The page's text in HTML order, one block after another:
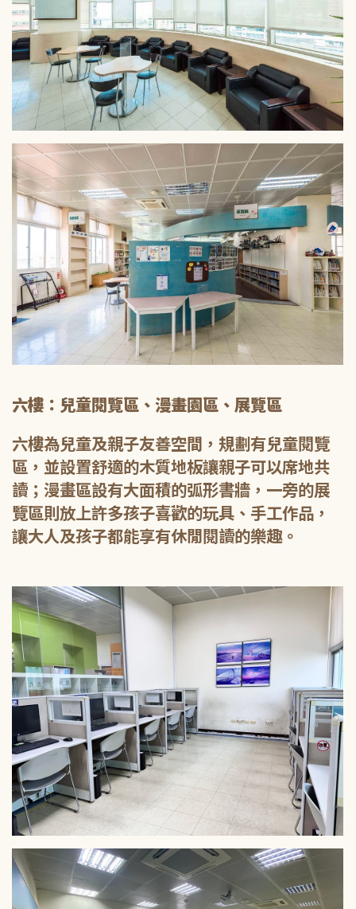
六樓：兒童閱覽區、漫畫園區、展覽區
六樓為兒童及親子友善空間，規劃有兒童閱覽
區，並設置舒適的木質地板讓親子可以席地共
讀；漫畫區設有大面積的弧形書牆，一旁的展
覽區則放上許多孩子喜歡的玩具、手工作品，
讓大人及孩子都能享有休閒閱讀的樂趣。